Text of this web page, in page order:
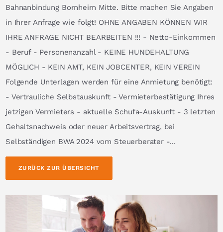
Bahnanbindung Bornheim Mitte. Bitte machen Sie Angaben
in Ihrer Anfrage wie folgt! OHNE ANGABEN KÖNNEN WIR
IHRE ANFRAGE NICHT BEARBEITEN !!! - Netto-Einkommen
- Beruf - Personenanzahl - KEINE HUNDEHALTUNG
MÖGLICH - KEIN AMT, KEIN JOBCENTER, KEIN VEREIN
Folgende Unterlagen werden für eine Anmietung benötigt:
- Vertrauliche Selbstauskunft - Vermieterbestätigung Ihres
jetzigen Vermieters - aktuelle Schufa-Auskunft - 3 letzten
Gehaltsnachweis oder neuer Arbeitsvertrag, bei
Selbständigen BWA 2024 vom Steuerberater -...
ZURÜCK ZUR ÜBERSICHT